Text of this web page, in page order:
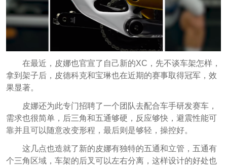
在最近，皮娜也官宣了自己新的XC，先不谈车架怎样，
拿到架子后，皮德科克和宝琳也在近期的赛事取得冠军，效
果显著。
皮娜还为此专门招聘了一个团队去配合车手研发赛车，
需求也很简单，后三角和五通够硬，反应够快，避震性能可
靠并且可以随意改变形程，最后则是够轻，操控好。
这几点也造就了新的皮娜有独特的五通和立管，五通有
个三角区域，车架的后叉可以左右分离，这样设计的好处也